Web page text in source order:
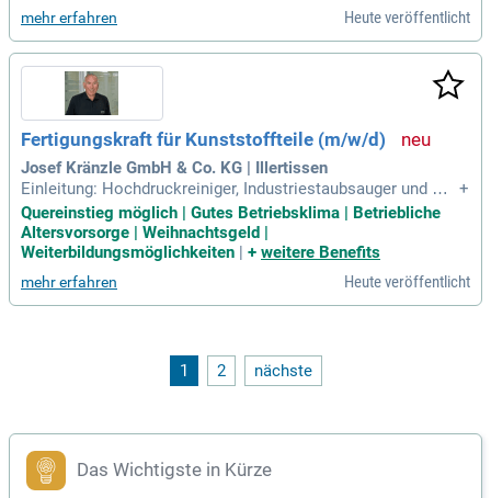
mehr erfahren Heute veröffentlicht
Fertigungskraft für Kunststoffteile (m/w/d)
Josef Kränzle GmbH & Co. KG | Illertissen
Einleitung: Hochdruckreiniger, Industriestaubsauger und Ha
ndkehrmaschinen – das ist die Welt von Kränzle; Kränzle st
eht seit seiner Gründung 1974 für Qualität und Innovation.
+
Quereinstieg möglich | Gutes Betriebsklima | Betriebliche
Altersvorsorge | Weihnachtsgeld |
Weiterbildungsmöglichkeiten
+ weitere Benefits
mehr erfahren Heute veröffentlicht
1 2 nächste
Das Wichtigste in Kürze